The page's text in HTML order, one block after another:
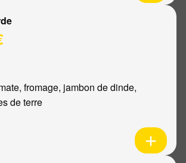
fromage, jambon de dinde,
de terre